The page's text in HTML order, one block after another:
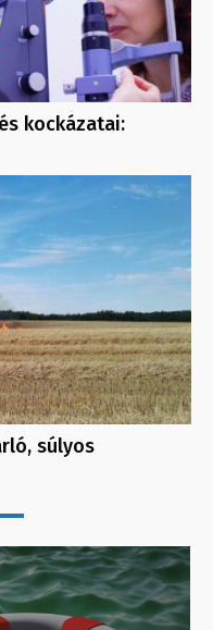
kockázatai:
súlyos